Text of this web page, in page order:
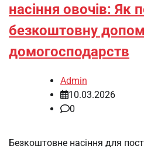
насіння овочів: Як
безкоштовну
домогосподарств
Admin
10.03.2026
0
Безкоштовне насіння для